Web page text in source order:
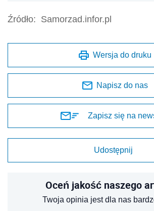
Źródło: Samorzad.infor.pl
Wersja do druku
Napisz do nas
Zapisz się na
Udostępnij
Oceń jakość naszego
Twoja opinia jest dla nas